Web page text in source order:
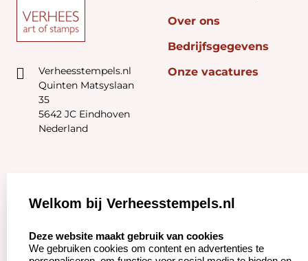
Verheesstempels.nl
Quinten Matsyslaan
35
5642 JC Eindhoven
Nederland
Over ons
Bedrijfsgegevens
Onze vacatures
Zakelijk:
Betaling &
Klantenservice:
Veel gestelde vragen
Welkom bij Verheesstempels.nl
Deze website maakt gebruik van cookies
We gebruiken cookies om content en advertenties te